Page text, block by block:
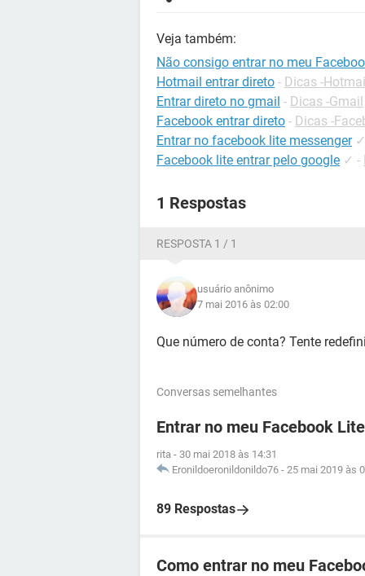
Veja também:
Não consigo entrar no meu
Hotmail entrar direto - Dicas -
Entrar direto no gmail - Dicas -Gmail
Facebook entrar direto - Dicas -
Entrar no facebook lite messenger ✓
Facebook lite entrar pelo google ✓ -
1 Respostas
RESPOSTA 1 / 1
usuário anônimo
7 mai 2016 às 02:00
Que número de conta? Tente
Conversas semelhantes
Entrar no meu Facebook Lite
rita - 30 mai 2018 às 14:31
Eronildoeronildonildo76 - 25 mai 2019 às
89 Respostas
Como entrar no meu